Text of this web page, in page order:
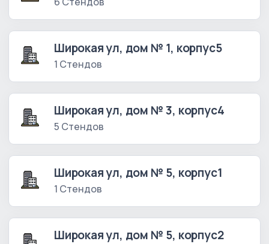
Широкая ул, дом № 1, корпус5
1 Стендов
Широкая ул, дом № 3, корпус4
5 Стендов
Широкая ул, дом № 5, корпус1
1 Стендов
Широкая ул, дом № 5, корпус2